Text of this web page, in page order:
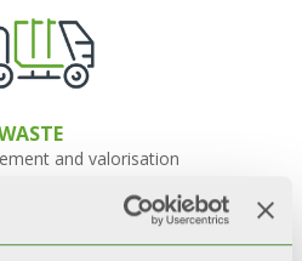
and valorisation